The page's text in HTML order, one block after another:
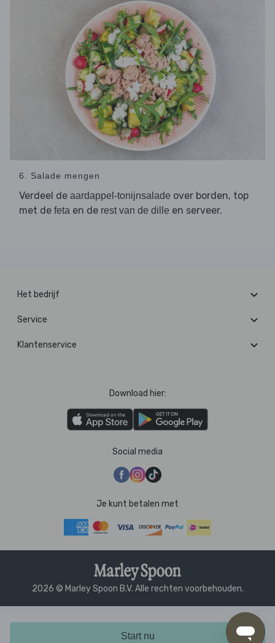
Start nu
6. Salade mengen
Verdeel de aardappel-tonijnsalade over borden, top
met de feta en de rest van de dille en serveer.
Het bedrijf
Service
Klantenservice
Download hier:
Social media
Je kunt betalen met
2026 © Marley Spoon B.V. Alle rechten voorbehouden.